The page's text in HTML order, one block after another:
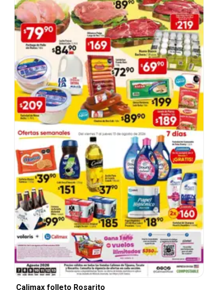
Calimax folleto Rosarito